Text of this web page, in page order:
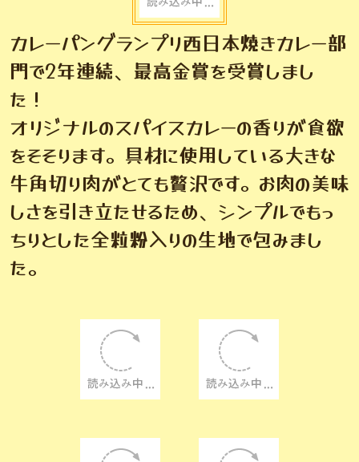
惣菜パン
禁断の肉肉カレー
カレーパングランプリ西日本焼きカレー部
門で2年連続、最高金賞を受賞しまし
オリジナルのスパイスカレーの香りが食欲
をそそります。具材に使用している大きな
牛角切り肉がとても贅沢です。お肉の美味
しさを引き立たせるため、シンプルでもっ